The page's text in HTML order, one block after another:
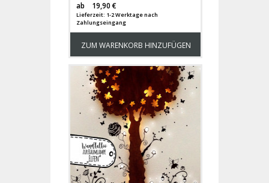
ab
19,90 €
Lieferzeit: 1-2 Werktage nach
Zahlungseingang
ZUM WARENKORB HINZUFÜGEN